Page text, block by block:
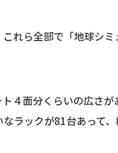
れら全部で「地球シミ
４面分くらいの広さが
ラックが81台あって